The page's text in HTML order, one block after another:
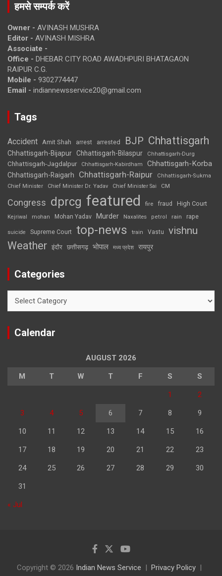
हमसे सम्पर्क करें
Owner - AVINASH MUSHRA
Editor - AVINASH MISHRA
Associate -
Office - DHEBAR CITY ROAD AWADHPURI BHATAGAON
RAIPUR C.G.
Mobile - 9302774447
Email - indiannewsservice20@gmail.com
Tags
Accident Amit Shah arrest arrested BJP Chhattisgarh
Chhattisgarh-Bijapur Chhattisgarh-Bilaspur Chhattisgarh-Durg
Chhattisgarh-Jagdalpur Chhattisgarh-Kabirdham Chhattisgarh-Korba
Chhattisgarh-Raigarh Chhattisgarh-Raipur
Chhattisgarh-Sukma
Chief Minister
Chief Minister Dr. Yadav Chief Minister Sai CM
Congress dprcg featured fire fraud High Court
Kejriwal mohan Mohan Yadav Murder Naxalites petrol rain rape
suicide Supreme Court top-news train Vastu vishnu
Weather इंदौर छत्तीसगढ़ भोपाल मध्य प्रदेश रायपुर
Categories
Calendar
AUGUST 2026
M T W T F S S
1 2
3 4 5 6 7 8 9
10 11 12 13 14 15 16
17 18 19 20 21 22 23
24 25 26 27 28 29 30
31
« Jul
Copyright © 2026 Indian News Service Privacy Policy